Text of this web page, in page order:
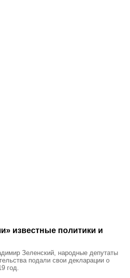
известные политики и
Зеленский, народные депутаты
подали свои декларации о
год.